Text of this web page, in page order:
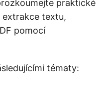
praktické
extrakce textu,
pomocí
tématy: